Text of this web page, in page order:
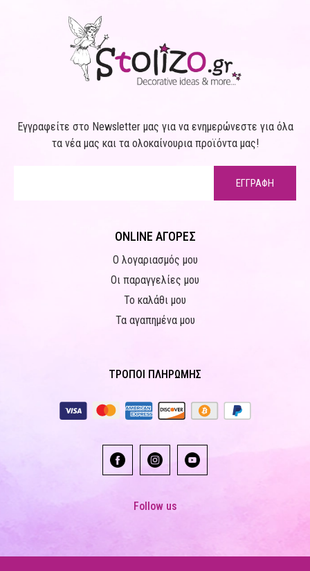
Εγγραφείτε στο Newsletter μας για να ενημερώνεστε για όλα
τα νέα μας και τα ολοκαίνουρια προϊόντα μας!
ΕΓΓΡΑΦΗ
ONLINE ΑΓΟΡΕΣ
Ο λογαριασμός μου
Οι παραγγελίες μου
Το καλάθι μου
Τα αγαπημένα μου
ΤΡΟΠΟΙ ΠΛΗΡΩΜΗΣ
Follow us